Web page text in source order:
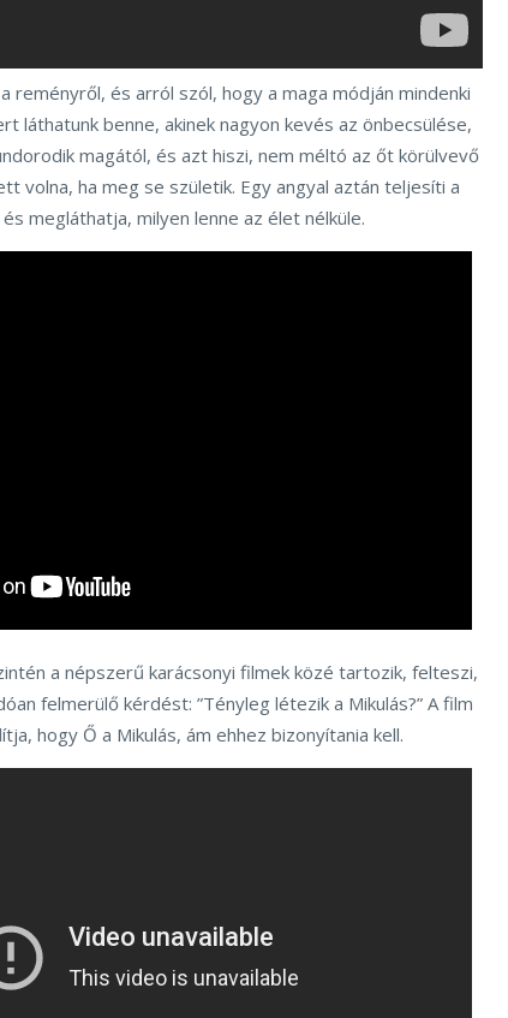
reményről, és arról szól, hogy a maga módján mindenki
láthatunk benne, akinek nagyon kevés az önbecsülése,
magától, és azt hiszi, nem méltó az őt körülvevő
volna, ha meg se születik. Egy angyal aztán teljesíti a
megláthatja, milyen lenne az élet nélküle.
a népszerű karácsonyi filmek közé tartozik, felteszi,
felmerülő kérdést: ”Tényleg létezik a Mikulás?” A film
hogy Ő a Mikulás, ám ehhez bizonyítania kell.